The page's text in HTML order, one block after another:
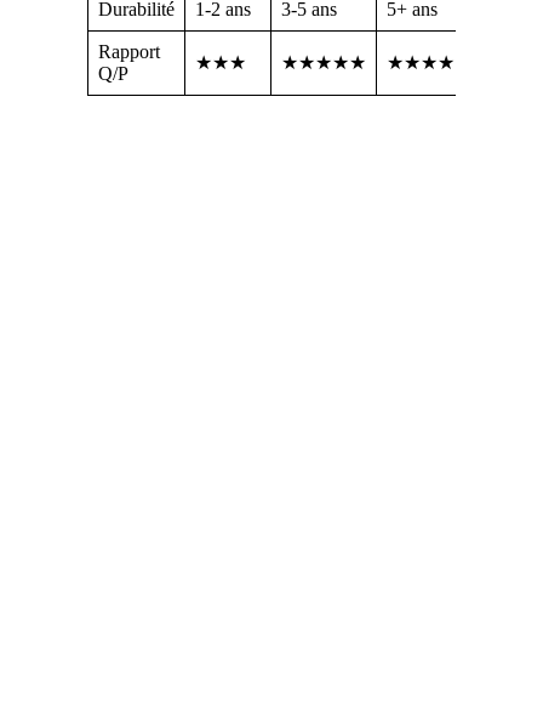
Durabilité 1-2 ans 3-5 ans 5+ ans
Rapport
Q/P
★★★ ★★★★★ ★★★★